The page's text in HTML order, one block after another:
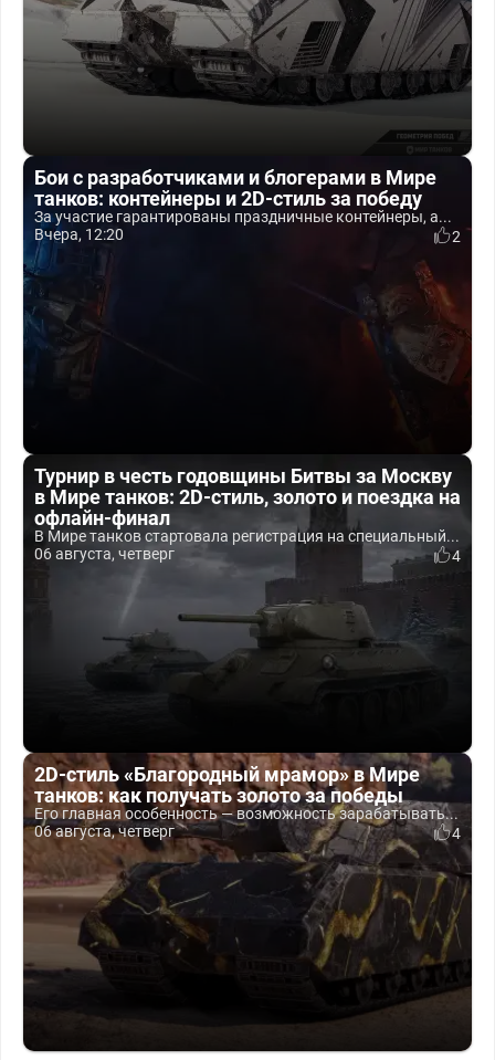
Бои с разработчиками и блогерами в Мире
танков: контейнеры и 2D-стиль за победу
За участие гарантированы праздничные контейнеры, а...
Вчера, 12:20
2
Турнир в честь годовщины Битвы за Москву
в Мире танков: 2D-стиль, золото и поездка на
офлайн-финал
В Мире танков стартовала регистрация на специальный...
06 августа, четверг
4
2D-стиль «Благородный мрамор» в Мире
танков: как получать золото за победы
Его главная особенность — возможность зарабатывать...
06 августа, четверг
4